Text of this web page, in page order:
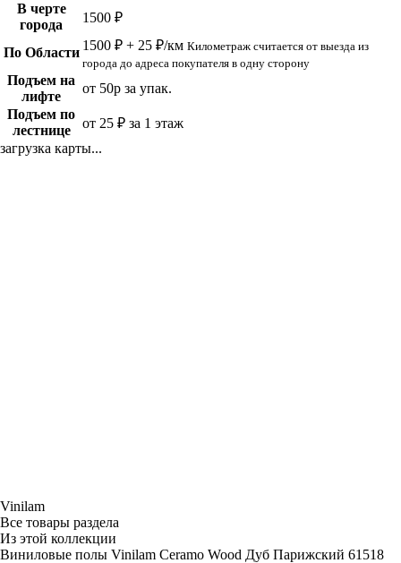
В черте
города
1500 ₽
По Области 1500 ₽ + 25 ₽/км Километраж считается от выезда из
города до адреса покупателя в одну сторону
Подъем на
лифте
от 50р за упак.
Подъем по
лестнице
от 25 ₽ за 1 этаж
загрузка карты...
Vinilam
Все товары раздела
Из этой коллекции
Виниловые полы Vinilam Ceramo Wood Дуб Парижский 61518